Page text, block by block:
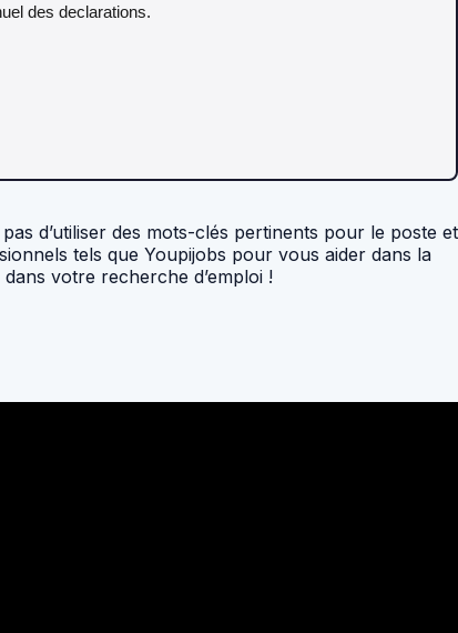
des declarations.
d’utiliser des mots-clés pertinents pour le poste et
tels que Youpijobs pour vous aider dans la
votre recherche d’emploi !